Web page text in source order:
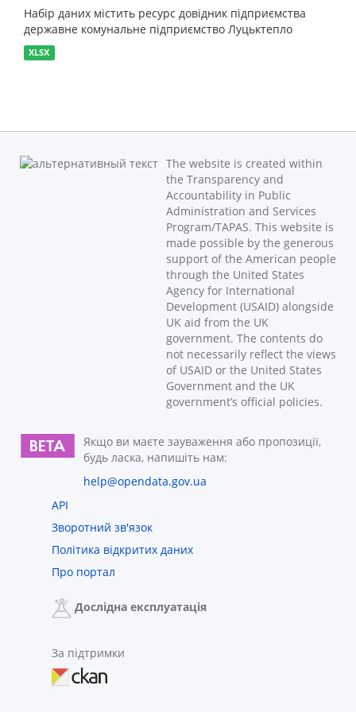
Набір даних містить ресурс довідник підприємства
державне комунальне підприємство Луцьктепло
XLSX
The website is created within
the Transparency and
Accountability in Public
Administration and Services
Program/TAPAS. This website is
made possible by the generous
support of the American people
through the United States
Agency for International
Development (USAID) alongside
UK aid from the UK
government. The contents do
not necessarily reflect the views
of USAID or the United States
Government and the UK
government’s official policies.
Якщо ви маєте зауваження або пропозиції,
будь ласка, напишіть нам:
help@opendata.gov.ua
API
Зворотний зв'язок
Політика відкритих даних
Про портал
Дослідна експлуатація
За підтримки